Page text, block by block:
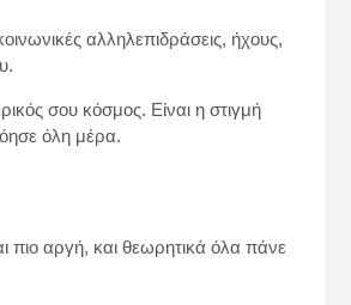
αλληλεπιδράσεις, ήχους,
σου κόσμος. Είναι η στιγμή
όλη μέρα.
πιο αργή, και θεωρητικά όλα πάνε